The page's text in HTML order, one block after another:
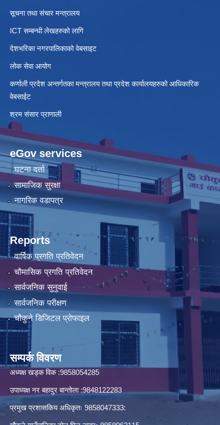
सूचना तथा संचार मन्त्रालय
ICT सम्बन्धी लेखहरुको लागि
देशभरिका नगरपालिकाको वेबसाइट
लोक सेवा आयोग
कर्णाली प्रदेश अन्तर्गतका मन्त्रालय तथा प्रदेश कार्यालयहरुको आधिकारिक
वेबसाईट
श्रम संसार प्राणाली
eGov services
घटना दर्ता
सामाजिक सुरक्षा
नागरिक वडापत्र
Reports
वार्षिक प्रगति प्रतिवेदन
चौमासिक प्रगति प्रतिवेदन
सार्वजनिक सुनुवाई
सार्वजनिक परीक्षण
चौकुने डिजिटल प्रोफाइल
सम्पर्क विवरण
अध्यक्ष खड्क विक :9858054285
उपाध्यक्ष नर बहादुर बान्ताेला :9848122283
प्रमुख प्रशासकिय अधिकृतः 9858047333: